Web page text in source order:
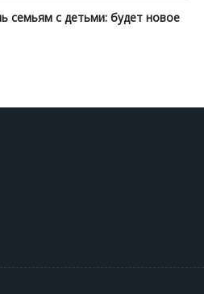
семьям с детьми: будет новое